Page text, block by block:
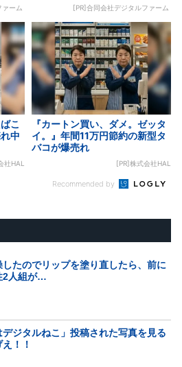
ァーム [PR]合同会社デジタルファーム
こ
中
社HAL
『カートン買い、ダメ。ゼッタ
イ。』年間11万円節約の新型タ
バコが爆売れ
[PR]株式会社HAL
Recommended by
したのでリップを塗り直したら、前に
2人組が…
デジタルねこ」投稿された写真を見る
！！